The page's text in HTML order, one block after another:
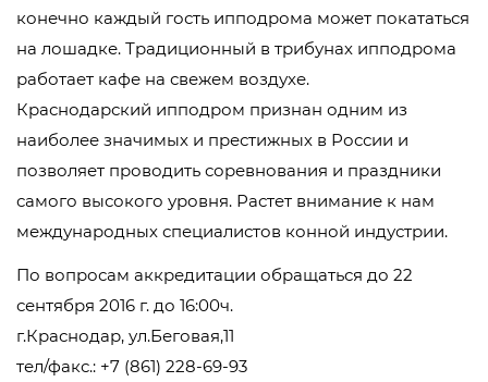
конечно каждый гость ипподрома может покататься
на лошадке. Традиционный в трибунах ипподрома
работает кафе на свежем воздухе.
Краснодарский ипподром признан одним из
наиболее значимых и престижных в России и
позволяет проводить соревнования и праздники
самого высокого уровня. Растет внимание к нам
международных специалистов конной индустрии.
По вопросам аккредитации обращаться до 22
сентября 2016 г. до 16:00ч.
г.Краснодар, ул.Беговая,11
тел/факс.: +7 (861) 228-69-93